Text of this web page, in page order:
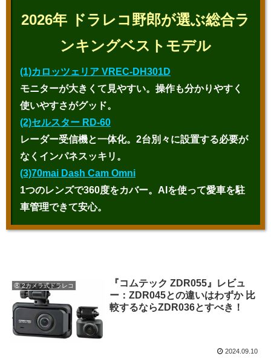
2026年 ドラレコ野郎が選ぶ総合ラ
ンキングベストモデル
(1)カロッツェリア VREC-DH301D
モニターが大きくて見やすい。操作も分かりやすく
使いやすさがグッド。
(2)セルスター RD-60
レーダー受信機と一体化。2台別々に設置する必要が
なくインパネスッキリ。
(3)70mai Dash Cam Omni
1つのレンズで360度をカバー。AIを使って愛車を駐
車管理できて安心。
⑧ 2カメラ式ドラレコ
『コムテック ZDR055』レビュ
ー：ZDR045との違いはわずか 比
較するならZDR036とすべき！
2024.09.10